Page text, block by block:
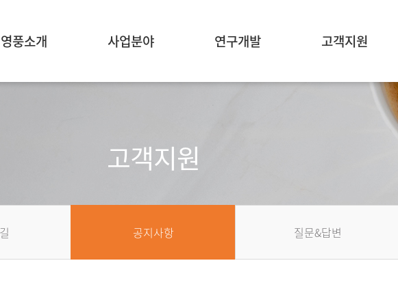
영풍소개 사업분야 연구개발 고객지원
고객지원
공지사항 질문&답변